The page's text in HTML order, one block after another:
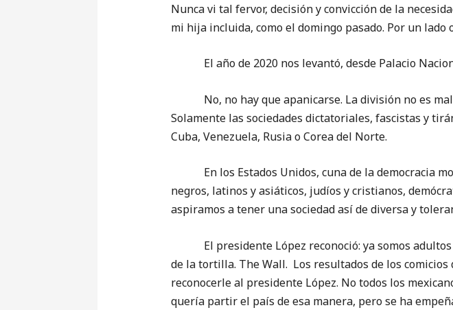
Nunca vi tal fervor, decisión y convicción de la
mi hija incluida, como el domingo pasado. Por un lado
El año de 2020 nos levantó, desde Palacio
No, no hay que apanicarse. La división no es
Solamente las sociedades dictatoriales, fascistas y
Cuba, Venezuela, Rusia o Corea del Norte.
En los Estados Unidos, cuna de la democracia
negros, latinos y asiáticos, judíos y cristianos,
aspiramos a tener una sociedad así de diversa y
El presidente López reconoció: ya somos adultos
de la tortilla. The Wall. Los resultados de los
reconocerle al presidente López. No todos los
quería partir el país de esa manera, pero se ha